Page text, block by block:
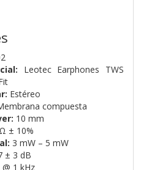
Leotec Earphones TWS
Estéreo
compuesta
10 mm
± 10%
3 mW – 5 mW
± 3 dB
1 kHz